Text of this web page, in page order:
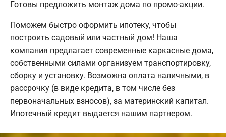
Готовы предложить монтаж дома по промо-акции.
Поможем быстро оформить ипотеку, чтобы
построить садовый или частный дом! Наша
компания предлагает современные каркасные дома,
собственными силами организуем транспортировку,
сборку и установку. Возможна оплата наличными, в
рассрочку (в виде кредита, в том числе без
первоначальных взносов), за материнский капитал.
Ипотечный кредит выдается нашим партнером.